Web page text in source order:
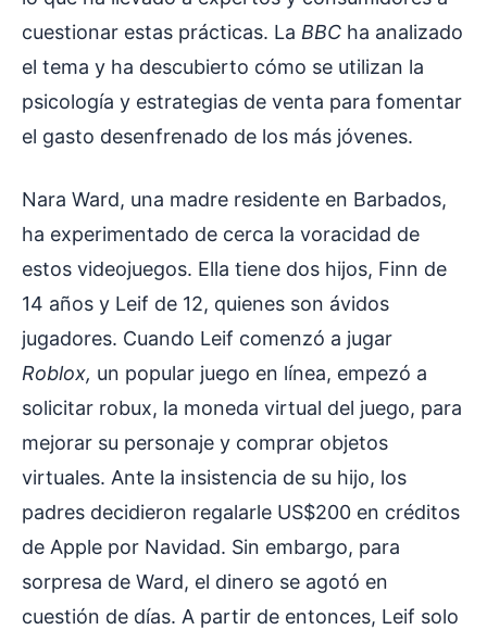
cuestionar estas prácticas. La BBC ha analizado
el tema y ha descubierto cómo se utilizan la
psicología y estrategias de venta para fomentar
el gasto desenfrenado de los más jóvenes.
Nara Ward, una madre residente en Barbados,
ha experimentado de cerca la voracidad de
estos videojuegos. Ella tiene dos hijos, Finn de
14 años y Leif de 12, quienes son ávidos
jugadores. Cuando Leif comenzó a jugar
Roblox, un popular juego en línea, empezó a
solicitar robux, la moneda virtual del juego, para
mejorar su personaje y comprar objetos
virtuales. Ante la insistencia de su hijo, los
padres decidieron regalarle US$200 en créditos
de Apple por Navidad. Sin embargo, para
sorpresa de Ward, el dinero se agotó en
cuestión de días. A partir de entonces, Leif solo